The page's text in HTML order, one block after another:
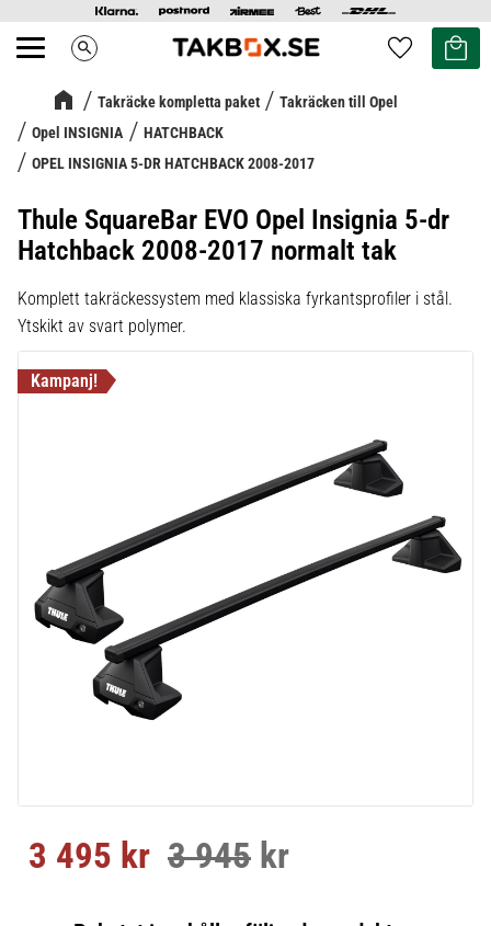
Meny search Favoriter
Kundvagn
Takräcke kompletta paket
Takräcken till Opel
Opel INSIGNIA
HATCHBACK
OPEL INSIGNIA 5-DR HATCHBACK 2008-2017
Thule SquareBar EVO Opel Insignia 5-dr
Hatchback 2008-2017 normalt tak
Komplett takräckessystem med klassiska fyrkantsprofiler i stål.
Ytskikt av svart polymer.
Nedsatt pris:
3 495 kr Ordinarie pris:
3 945 kr